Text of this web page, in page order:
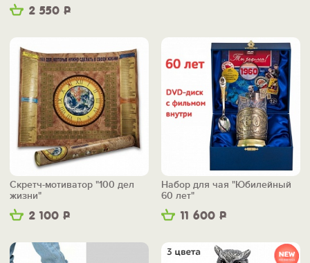
2 550 Р
2 100 Р
Скретч-мотиватор "100 дел
жизни"
11 600 Р
Набор для чая "Юбилейный
60 лет"